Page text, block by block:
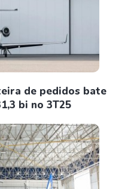
de pedidos bate
bi no 3T25